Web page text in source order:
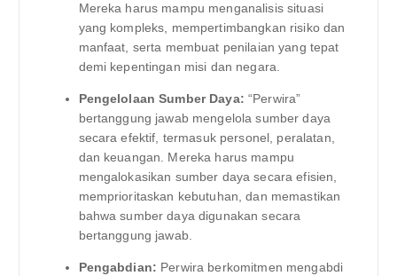
Mereka harus mampu menganalisis situasi
yang kompleks, mempertimbangkan risiko dan
manfaat, serta membuat penilaian yang tepat
demi kepentingan misi dan negara.
Pengelolaan Sumber Daya: “Perwira”
bertanggung jawab mengelola sumber daya
secara efektif, termasuk personel, peralatan,
dan keuangan. Mereka harus mampu
mengalokasikan sumber daya secara efisien,
memprioritaskan kebutuhan, dan memastikan
bahwa sumber daya digunakan secara
bertanggung jawab.
Pengabdian: Perwira berkomitmen mengabdi